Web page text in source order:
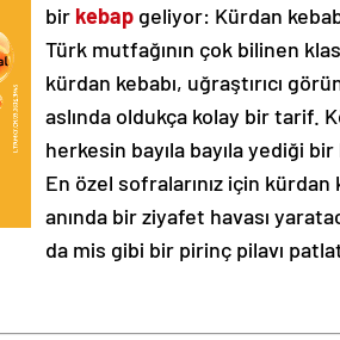
bir kebap geliyor: Kürdan
Türk mutfağının çok bilinen
kürdan kebabı, uğraştırıcı
aslında oldukça kolay bir tarif.
herkesin bayıla bayıla yediği
En özel sofralarınız için kürdan
anında bir ziyafet havası
da mis gibi bir pirinç pilavı